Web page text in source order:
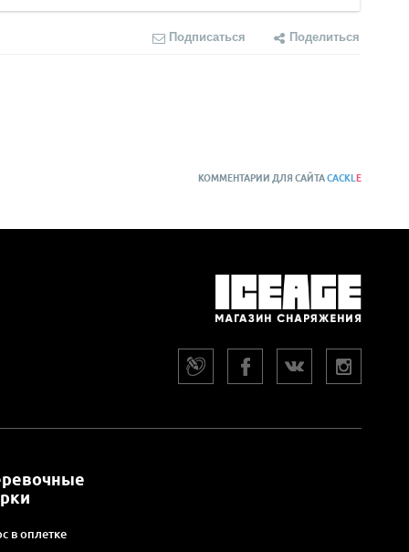
Подписаться Поделиться
КОММЕНТАРИИ ДЛЯ САЙТАCACKL E
в оплетке